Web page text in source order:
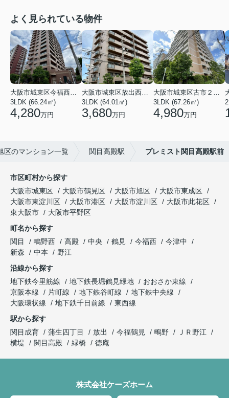
よく見られている物件
大阪市城東区今福西６丁目
3LDK (66.24㎡)
4,280万円
大阪市城東区放出西１丁目
3LDK (64.01㎡)
3,680万円
大阪市城東区古市２丁目
3LDK (67.26㎡)
4,980万円
区のマンション一覧 関目高殿駅 プレミスト関目高殿駅前
市区町村から探す
大阪市城東区
大阪市鶴見区 大阪市旭区
大阪市東成区
大阪市東淀川区
大阪市港区 大阪市淀川区
大阪市此花区
東大阪市
大阪市平野区
町名から探す
関目
鴫野西 高殿 中央 鶴見 今福西
今津中
新森
中本
野江
沿線から探す
地下鉄今里筋線
地下鉄長堀鶴見緑地
おおさか東線
京阪本線
片町線 地下鉄谷町線
地下鉄中央線
大阪環状線
地下鉄千日前線
東西線
駅から探す
関目成育
蒲生四丁目 放出 今福鶴見 鴫野
ＪＲ野江
横堤
関目高殿 緑橋 徳庵
株式会社ケーズホーム